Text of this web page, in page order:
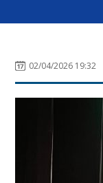
02/04/2026 19:32